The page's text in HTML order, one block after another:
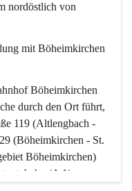
nordöstlich von
mit Böheimkirchen
Böheimkirchen
durch den Ort führt,
119 (Altlengbach -
(Böheimkirchen - St.
Böheimkirchen)
(A 1).